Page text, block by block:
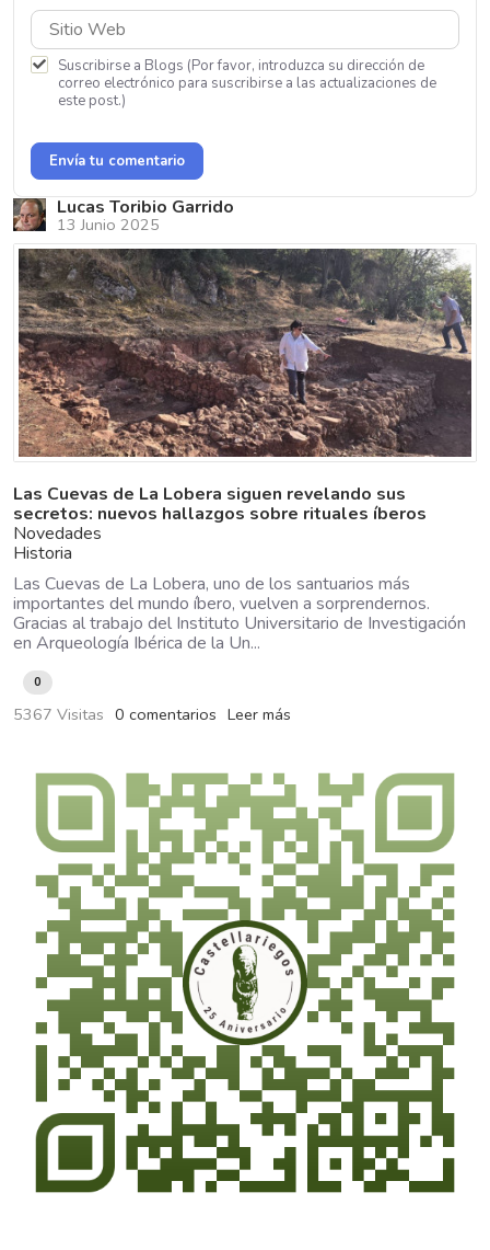
Suscribirse a Blogs (Por favor, introduzca su dirección de
correo electrónico para suscribirse a las actualizaciones de
este post.)
Envía tu comentario
Lucas Toribio Garrido
13 Junio 2025
Las Cuevas de La Lobera siguen revelando sus
secretos: nuevos hallazgos sobre rituales íberos
Novedades
Historia
Las Cuevas de La Lobera, uno de los santuarios más
importantes del mundo íbero, vuelven a sorprendernos.
Gracias al trabajo del Instituto Universitario de Investigación
en Arqueología Ibérica de la Un...
0
5367 Visitas 0 comentarios Leer más